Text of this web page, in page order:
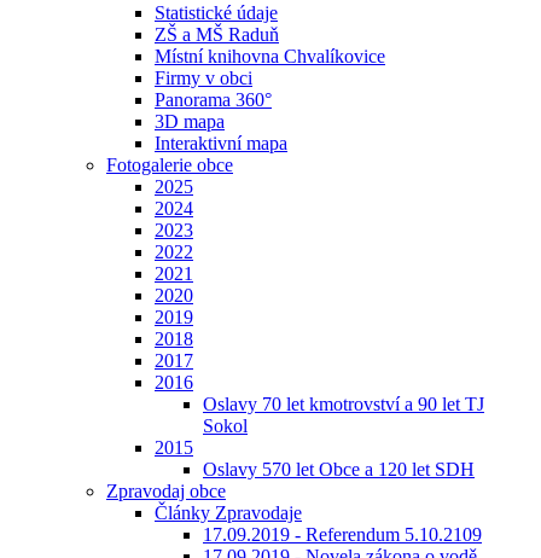
Statistické údaje
ZŠ a MŠ Raduň
Místní knihovna Chvalíkovice
Firmy v obci
Panorama 360°
3D mapa
Interaktivní mapa
Fotogalerie obce
2025
2024
2023
2022
2021
2020
2019
2018
2017
2016
Oslavy 70 let kmotrovství a 90 let TJ
Sokol
2015
Oslavy 570 let Obce a 120 let SDH
Zpravodaj obce
Články Zpravodaje
17.09.2019 - Referendum 5.10.2109